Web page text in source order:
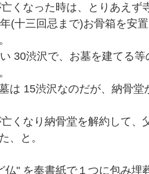
くなった時は、とりあえず
(十三回忌まで)お骨箱を安
30渋沢で、お墓を建てる
は 15渋沢なのだが、納骨
くなり納骨堂を解約して、
、と。
仏" を奉書紙で１つに包み埋